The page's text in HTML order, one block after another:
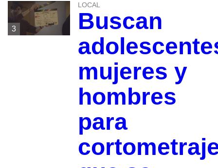
3
LOCAL
Buscan
mujeres y
hombres
para